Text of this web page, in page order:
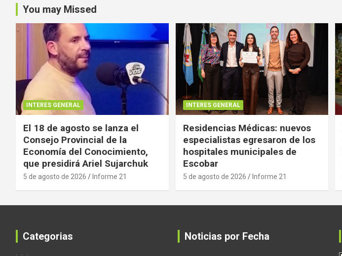
You may Missed
INTERES GENERAL
El 18 de agosto se lanza el
Consejo Provincial de la
Economía del Conocimiento,
que presidirá Ariel Sujarchuk
5 de agosto de 2026 Informe 21
INTERES GENERAL
Residencias Médicas: nuevos
especialistas egresaron de los
hospitales municipales de
Escobar
5 de agosto de 2026 Informe 21
Categorias Noticias por Fecha